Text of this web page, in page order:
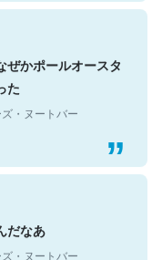
かポールオースタ
なあ